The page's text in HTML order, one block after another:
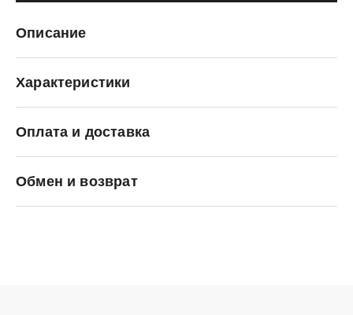
Описание
Характеристики
Оплата и доставка
Обмен и возврат